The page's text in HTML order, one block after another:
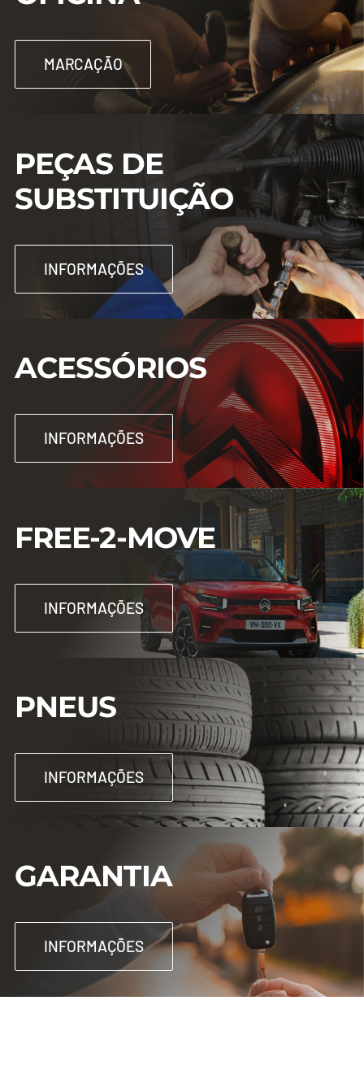
MARCAÇÃO
PEÇAS DE
SUBSTITUIÇÃO
INFORMAÇÕES
ACESSÓRIOS
INFORMAÇÕES
FREE-2-MOVE
INFORMAÇÕES
PNEUS
INFORMAÇÕES
GARANTIA
INFORMAÇÕES